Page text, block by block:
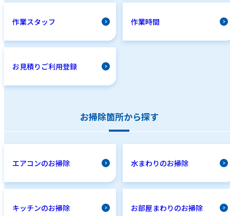
作業スタッフ 作業時間
お見積りご利用登録
お掃除箇所から探す
エアコンのお掃除 水まわりのお掃除
キッチンのお掃除 お部屋まわりのお掃除